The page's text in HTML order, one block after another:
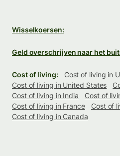
Wisselkoersen:
Geld overschrijven naar het
Cost of living:
Cost of living in
Cost of living in United States
Cost of living in India
Cost of
Cost of living in France
Cost of
Cost of living in Canada